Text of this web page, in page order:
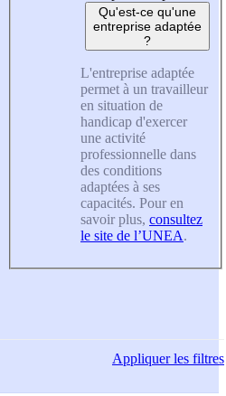
Qu'est-ce qu'une
entreprise adaptée
?
L'entreprise adaptée
permet à un travailleur
en situation de
handicap d'exercer
une activité
professionnelle dans
des conditions
adaptées à ses
capacités. Pour en
savoir plus, consultez
le site de l’UNEA.
Appliquerles filtres